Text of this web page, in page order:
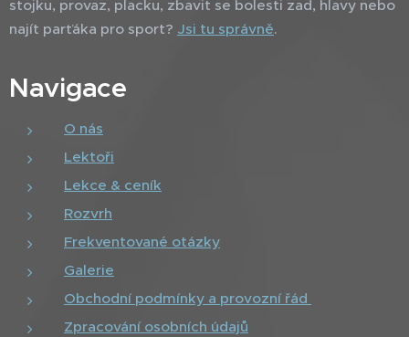
stojku, provaz, placku, zbavit se bolesti zad, hlavy nebo
najít parťáka pro sport? Jsi tu správně.
Navigace
O nás
Lektoři
Lekce & ceník
Rozvrh
Frekventované otázky
Galerie
Obchodní podmínky a provozní řád
Zpracování osobních údajů